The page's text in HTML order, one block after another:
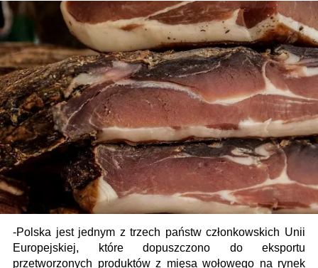
-Polska jest jednym z trzech państw członkowskich Unii
Europejskiej, które dopuszczono do eksportu
przetworzonych produktów z mięsa wołowego na rynek